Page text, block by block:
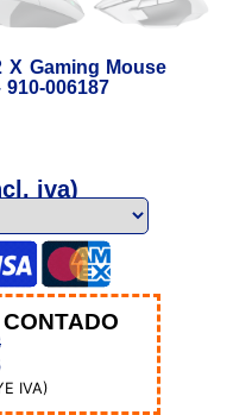
X Gaming Mouse
006187
iva)
CONTADO
IVA)